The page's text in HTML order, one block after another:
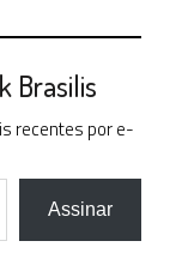
Brasilis
recentes por e-
Assinar